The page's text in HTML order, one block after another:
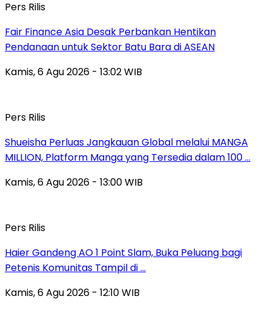
Pers Rilis
Fair Finance Asia Desak Perbankan Hentikan
Pendanaan untuk Sektor Batu Bara di ASEAN
Kamis, 6 Agu 2026 - 13:02 WIB
Pers Rilis
Shueisha Perluas Jangkauan Global melalui MANGA
MILLION, Platform Manga yang Tersedia dalam 100 …
Kamis, 6 Agu 2026 - 13:00 WIB
Pers Rilis
Haier Gandeng AO 1 Point Slam, Buka Peluang bagi
Petenis Komunitas Tampil di …
Kamis, 6 Agu 2026 - 12:10 WIB